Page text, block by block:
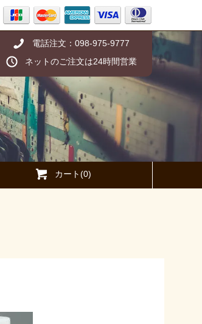
電話注文：098-975-9777
ネットのご注文は24時間営業
カート(0)